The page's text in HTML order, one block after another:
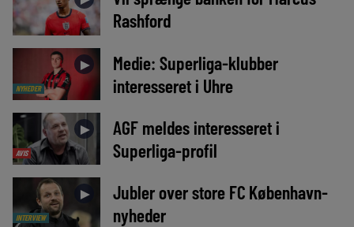
Rashford
NYHEDER
►
Medie: Superliga-klubber
interesseret i Uhre
AVIS
►
AGF meldes interesseret i
Superliga-profil
INTERVIEW
►
Jubler over store FC København-
nyheder